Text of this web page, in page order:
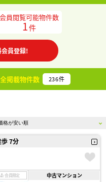
会員閲覧可能物件数
1件
員登録!
全掲載物件数 236件
7分
会員限定 中古マンション